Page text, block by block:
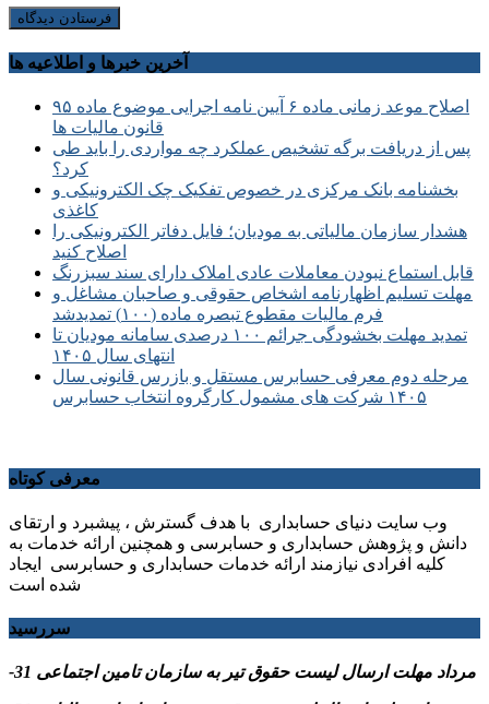
آخرین خبرها و اطلاعیه ها
اصلاح موعد زمانی ماده ۶ آیین نامه اجرایی موضوع ماده ۹۵
قانون مالیات ها
پس از دریافت برگه تشخیص عملکرد چه مواردی را باید طی
کرد؟
بخشنامه بانک مرکزی در خصوص تفکیک چک الکترونیکی و
کاغذی
هشدار سازمان مالیاتی به مودیان؛ فایل دفاتر الکترونیکی را
اصلاح کنید
قابل استماع نبودن معاملات عادی املاک دارای سند سبزرنگ
مهلت تسلیم اظهارنامه اشخاص حقوقی و صاحبان مشاغل و
فرم مالیات مقطوع تبصره ماده (۱۰۰) تمدیدشد
تمدید مهلت بخشودگی جرائم ۱۰۰ درصدی سامانه مودیان تا
انتهای سال ۱۴۰۵
مرحله دوم معرفی حسابرس مستقل و بازرس قانونی سال
۱۴۰۵ شرکت های مشمول کارگروه انتخاب حسابرس
معرفی کوتاه
وب سایت دنیای حسابداری با هدف گسترش ، پیشبرد و ارتقای
دانش و پژوهش حسابداری و حسابرسی و همچنین ارائه خدمات به
کلیه افرادی نیازمند ارائه خدمات حسابداری و حسابرسی ایجاد
شده است
سررسید
-31 مرداد مهلت ارسال ليست حقوق تیر به سازمان تامین اجتماعی